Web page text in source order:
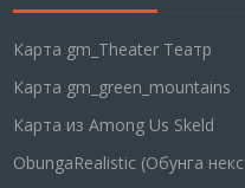
Карта gm_Theater Театр
Карта gm_green_mountains
Карта из Among Us Skeld
ObungaRealistic (Обунга